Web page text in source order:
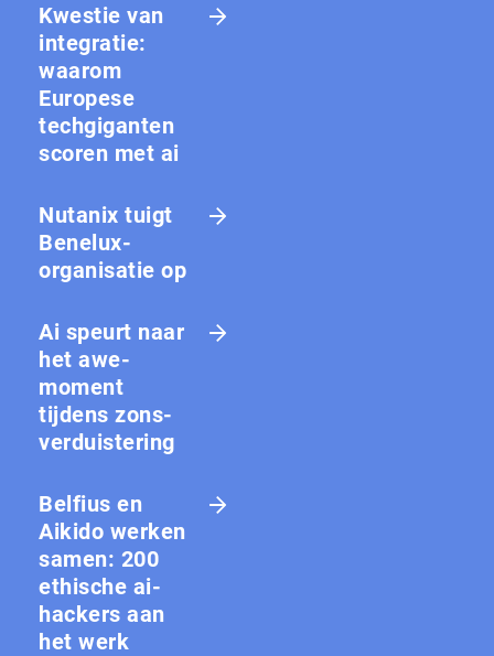
Kwestie van
integratie:
waarom
Europese
techgiganten
scoren met ai
Nutanix tuigt
Benelux-
organisatie op
Ai speurt naar
het awe-
moment
tijdens zons­
ver­duis­te­ring
Belfius en
Aikido werken
samen: 200
ethische ai-
hackers aan
het werk